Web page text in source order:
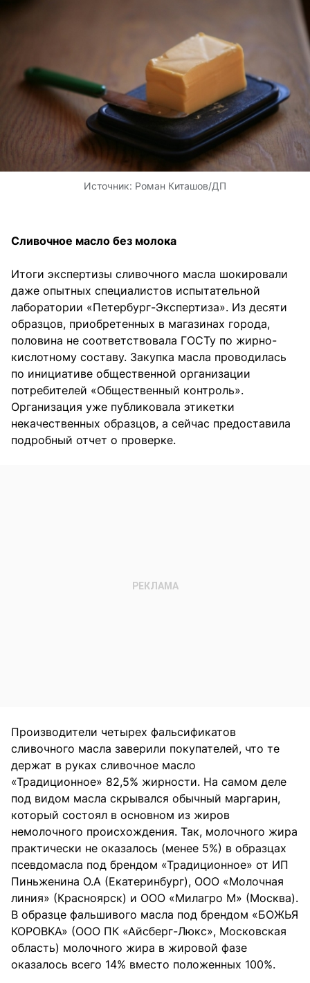
Источник: Роман Киташов/ДП
Сливочное масло без молока
Итоги экспертизы сливочного масла шокировали
даже опытных специалистов испытательной
лаборатории «Петербург-Экспертиза». Из десяти
образцов, приобретенных в магазинах города,
половина не соответствовала ГОСТу по жирно-
кислотному составу. Закупка масла проводилась
по инициативе общественной организации
потребителей «Общественный контроль».
Организация уже публиковала этикетки
некачественных образцов, а сейчас предоставила
подробный отчет о проверке.
Производители четырех фальсификатов
сливочного масла заверили покупателей, что те
держат в руках сливочное масло
«Традиционное» 82,5% жирности. На самом деле
под видом масла скрывался обычный маргарин,
который состоял в основном из жиров
немолочного происхождения. Так, молочного жира
практически не оказалось (менее 5%) в образцах
псевдомасла под брендом «Традиционное» от ИП
Пиньженина О.А (Екатеринбург), ООО «Молочная
линия» (Красноярск) и ООО «Милагро М» (Москва).
В образце фальшивого масла под брендом «БОЖЬЯ
КОРОВКА» (ООО ПК «Айсберг-Люкс», Московская
область) молочного жира в жировой фазе
оказалось всего 14% вместо положенных 100%.